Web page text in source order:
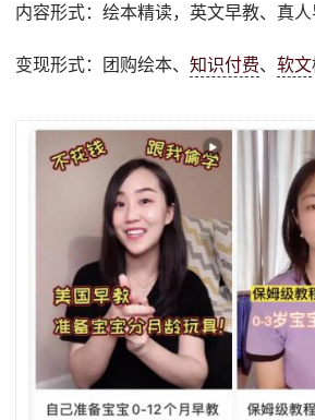
内容形式：绘本精读，英文早教、真
变现形式：团购绘本、知识付费、软文